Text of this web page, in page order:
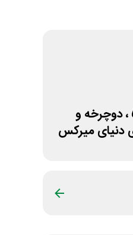
پلی استیشن 5 ، دوچرخه و
دنیای میرکس